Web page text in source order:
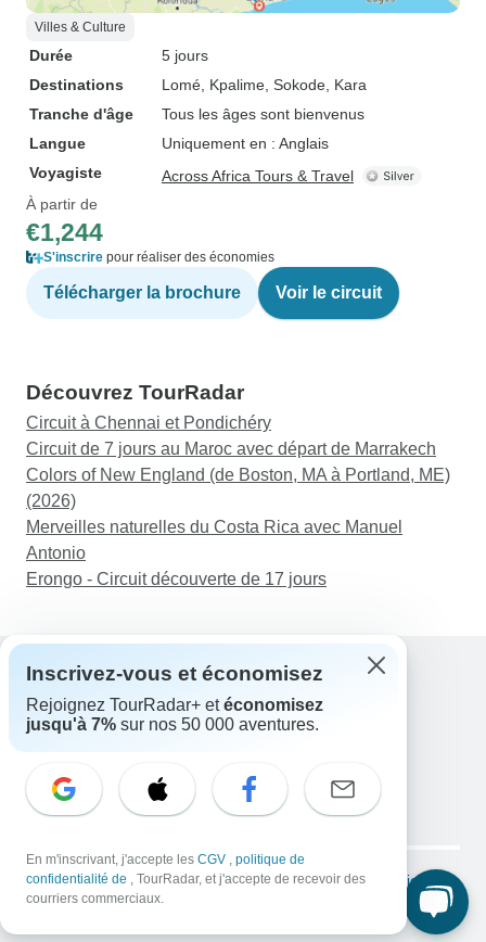
Villes & Culture
Durée
5 jours
Destinations
Lomé , Kpalime , Sokode , Kara
Tranche d'âge
Tous les âges sont bienvenus
Langue
Uniquement en : Anglais
Voyagiste
Across Africa Tours & Travel
À partir de
€1,244
S'inscrire pour réaliser des économies
Télécharger la brochure Voir le circuit
Découvrez TourRadar
Circuit à Chennai et Pondichéry
Circuit de 7 jours au Maroc avec départ de Marrakech
Colors of New England (de Boston, MA à Portland, ME)
(2026)
Merveilles naturelles du Costa Rica avec Manuel
Antonio
Erongo - Circuit découverte de 17 jours
Assistance
Contactez-nous
E-mail: support@tourradar.com
Sélectionnez la langue
Copyright © TourRadar. Tous droits réservés.
Mentions légales Politique de confidentialité
Cookies
Inscrivez-vous et économisez
Rejoignez TourRadar+ etéconomisez
jusqu'à 7% sur nos 50 000 aventures.
En m'inscrivant, j'accepte les CGV , politique de
confidentialité de , TourRadar, et j'accepte de recevoir des
courriers commerciaux.